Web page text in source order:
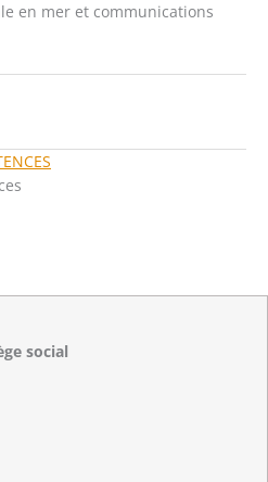
en mer et communications
social